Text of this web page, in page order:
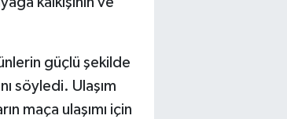
güçlü şekilde
söyledi. Ulaşım
maça ulaşımı için